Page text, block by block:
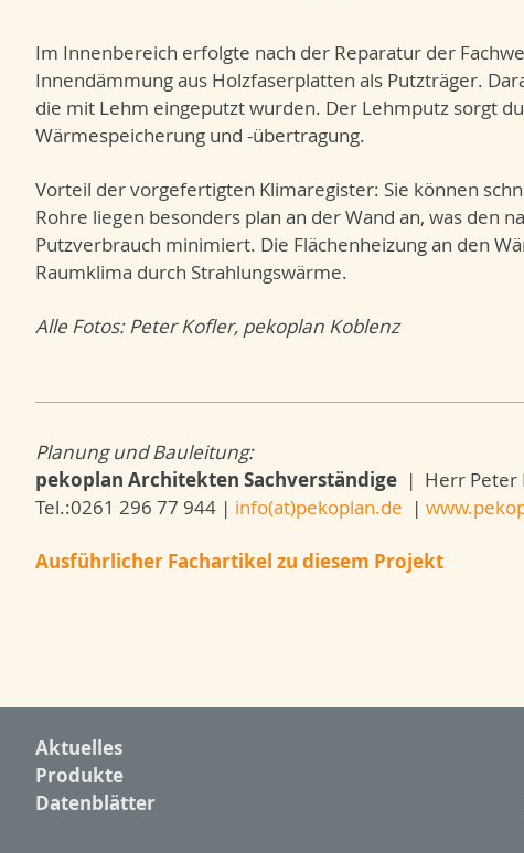
Im Innenbereich erfolgte nach der Reparatur der
Innendämmung aus Holzfaserplatten als Putzträger.
die mit Lehm eingeputzt wurden. Der Lehmputz sorgt
Wärmespeicherung und -übertragung.
Vorteil der vorgefertigten Klimaregister: Sie können
Rohre liegen besonders plan an der Wand an, was den
Putzverbrauch minimiert. Die Flächenheizung an den
Raumklima durch Strahlungswärme.
Alle Fotos: Peter Kofler, pekoplan Koblenz
Planung und Bauleitung:
pekoplan Architekten Sachverständige | Herr Peter
Tel.:0261 296 77 944 | info(at)pekoplan.de |
Ausführlicher Fachartikel zu diesem Projekt
Aktuelles
Produkte
Datenblätter